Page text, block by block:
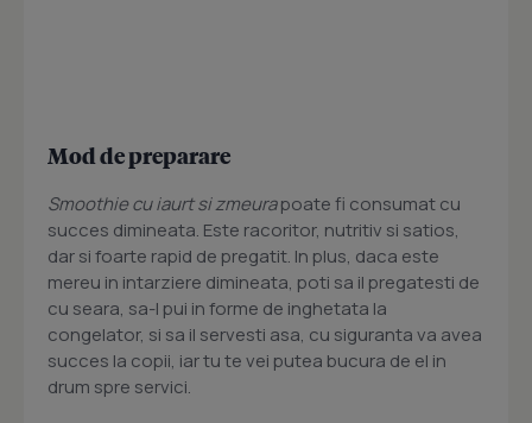
Mod de preparare
Smoothie cu iaurt si zmeurapoate fi consumat cu
succes dimineata. Este racoritor, nutritiv si satios,
dar si foarte rapid de pregatit. In plus, daca este
mereu in intarziere dimineata, poti sa il pregatesti de
cu seara, sa-l pui in forme de inghetata la
congelator, si sa il servesti asa, cu siguranta va avea
succes la copii, iar tu te vei putea bucura de el in
drum spre servici.